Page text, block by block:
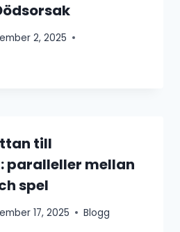
2, 2025
till
paralleller mellan
spel
17, 2025 Blogg